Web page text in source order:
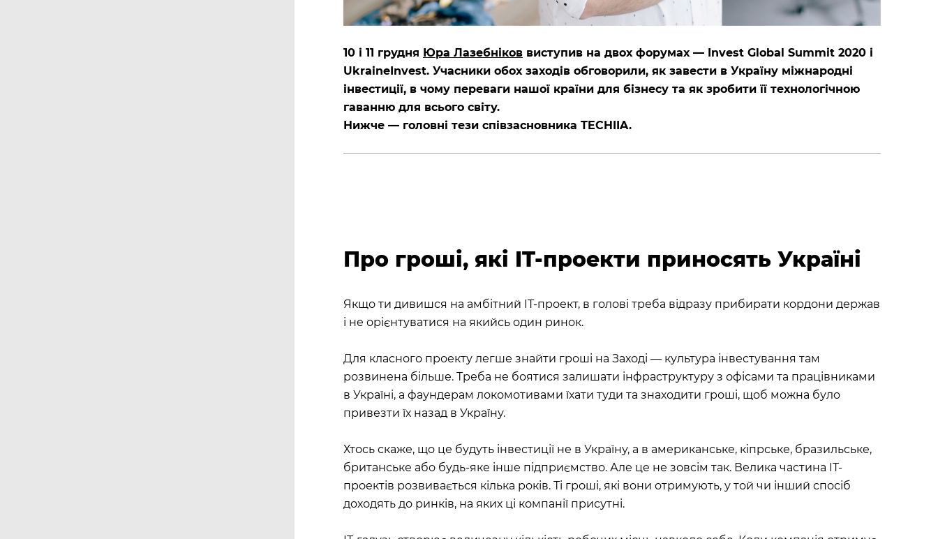
10 і 11 грудня Юра Лазебніков виступив на двох форумах — Invest Global Summit 2020 і
UkraineInvest. Учасники обох заходів обговорили, як завести в Україну міжнародні
інвестиції, в чому переваги нашої країни для бізнесу та як зробити її технологічною
гаванню для всього світу.
Нижче — головні тези співзасновника TECHIIA.
Про гроші, які IT-проекти приносять Україні
Якщо ти дивишся на амбітний IT-проект, в голові треба відразу прибирати кордони держав
і не орієнтуватися на якийсь один ринок.
Для класного проекту легше знайти гроші на Заході — культура інвестування там
розвинена більше. Треба не боятися залишати інфраструктуру з офісами та працівниками
в Україні, а фаундерам локомотивами їхати туди та знаходити гроші, щоб можна було
привезти їх назад в Україну.
Хтось скаже, що це будуть інвестиції не в Україну, а в американське, кіпрське, бразильське,
британське або будь-яке інше підприємство. Але це не зовсім так. Велика частина IT-
проектів розвивається кілька років. Ті гроші, які вони отримують, у той чи інший спосіб
доходять до ринків, на яких ці компанії присутні.